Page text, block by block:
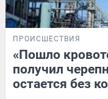
ПРОИСШЕСТВИЯ
«Пошло
получил
остается без